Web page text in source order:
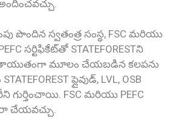
పొందిన స్వతంత్ర సంస్థ, FSC మరియు
సర్టిఫికేట్‌తో STATEFORESTని
మూలం చేయబడిన కలపను
ప్లైవుడ్, LVL, OSB
FSC మరియు PEFC
చేయవచ్చు.